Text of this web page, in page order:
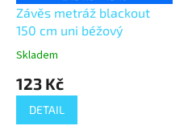
Závěs metráž blackout
150 cm uni béžový
Skladem
123 Kč
DETAIL